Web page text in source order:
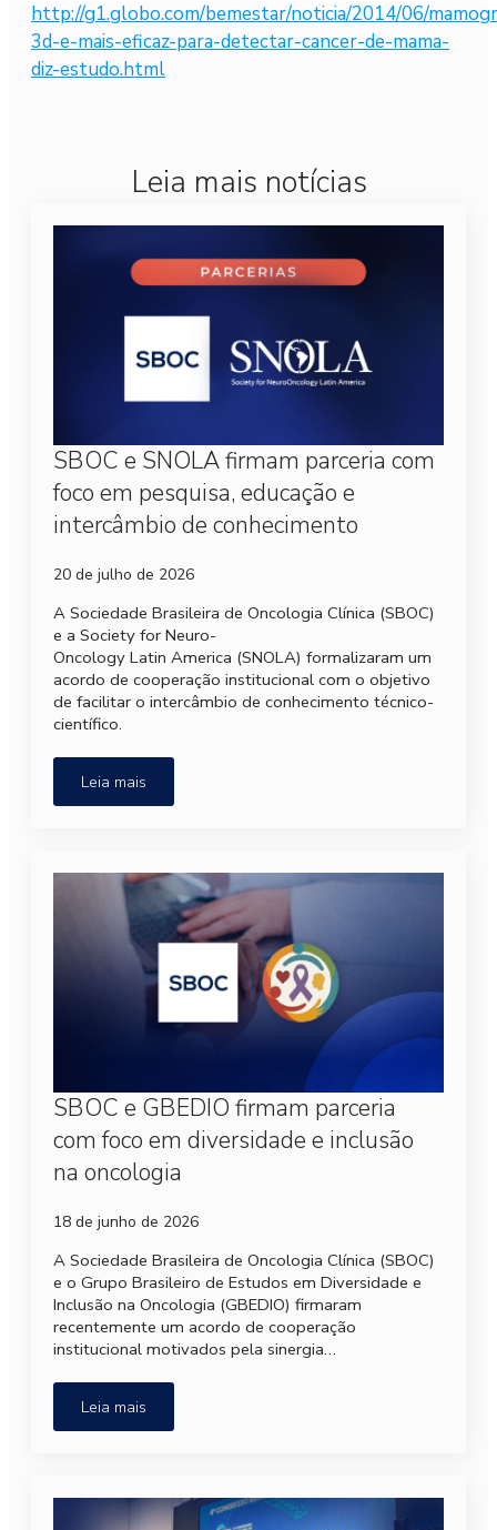
http://g1.globo.com/bemestar/noticia/2014/06/
3d-e-mais-eficaz-para-detectar-cancer-de-mama-
diz-estudo.html
Leia mais notícias
SBOC e SNOLA firmam parceria com
foco em pesquisa, educação e
intercâmbio de conhecimento
20 de julho de 2026
A Sociedade Brasileira de Oncologia Clínica (SBOC)
e a Society for Neuro-
Oncology Latin America (SNOLA) formalizaram um
acordo de cooperação institucional com o objetivo
de facilitar o intercâmbio de conhecimento técnico-
científico.
Leia mais
SBOC e GBEDIO firmam parceria
com foco em diversidade e inclusão
na oncologia
18 de junho de 2026
A Sociedade Brasileira de Oncologia Clínica (SBOC)
e o Grupo Brasileiro de Estudos em Diversidade e
Inclusão na Oncologia (GBEDIO) firmaram
recentemente um acordo de cooperação
institucional motivados pela sinergia…
Leia mais